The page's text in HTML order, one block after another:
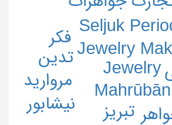
Jewelry
Jewelry
Mahrūbān
Seljuk
تبریز
مروارید
نیشابور
تدین
فکر